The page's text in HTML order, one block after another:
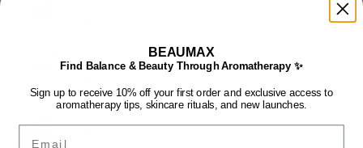
愛沙尼亞
愛爾蘭
BEAUMAX
Find Balance & Beauty Through Aromatherapy ✨
Sign up to receive 10% off your first order and exclusive access to
aromatherapy tips, skincare rituals, and new launches.
Email